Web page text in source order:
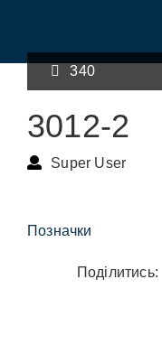
340
3012-2
Super User
Позначки
Поділитись: